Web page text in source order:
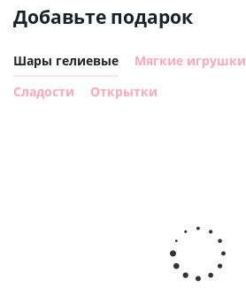
Добавьте подарок
Шары гелиевые Мягкие игрушки
Сладости
Открытки
Шар с
днем
рождения,
с